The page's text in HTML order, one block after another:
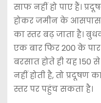
साफ नहीं हो पाए हैं।
होकर जमीन के आसपास
का स्तर बढ़ जाता है।
एक बार फिर 200 के
बरसात होते ही यह 150
नहीं होती है, तो
स्तर पर पहुंच सकता है।